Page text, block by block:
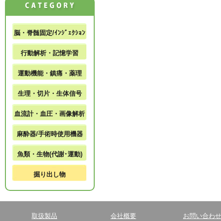
脳・脊髄固定/ｲﾝｼﾞｪｸｼｮﾝ
行動解析・記憶学習
運動機能・鎮痛・薬理
生理・切片・生体信号
血流計・血圧・画像解析
麻酔器/手術時使用機器
魚類・生物(代謝･運動)
掘り出し物
取扱製品 会社概要 お問い合わせ